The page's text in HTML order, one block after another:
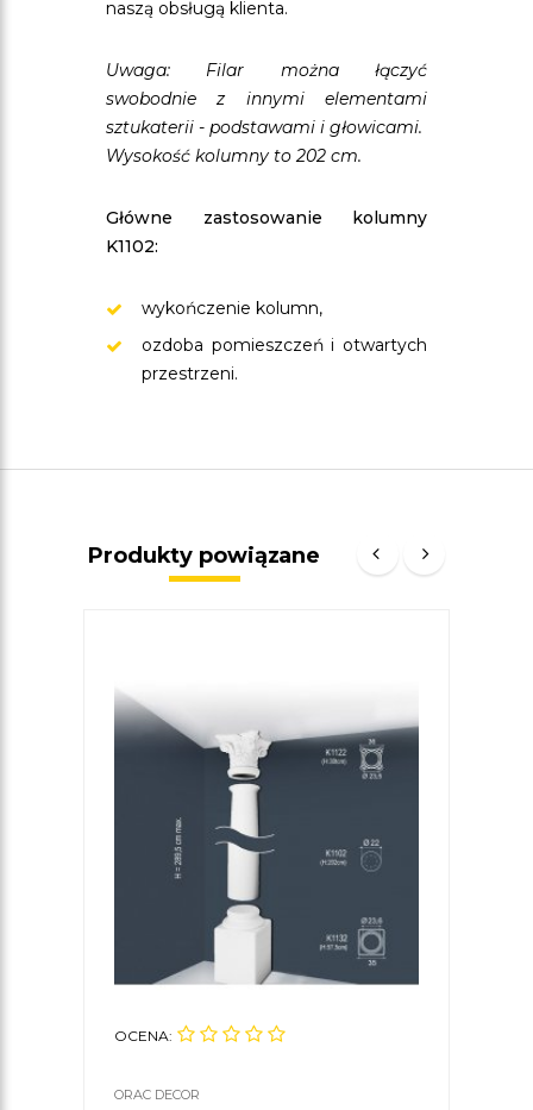
naszą obsługą klienta.
Uwaga: Filar można łączyć
swobodnie z innymi elementami
sztukaterii - podstawami i głowicami.
Wysokość kolumny to 202 cm.
Główne zastosowanie kolumny
K1102:
wykończenie kolumn,
ozdoba pomieszczeń i otwartych
przestrzeni.
Produkty powiązane
OCENA:
ORAC DECOR